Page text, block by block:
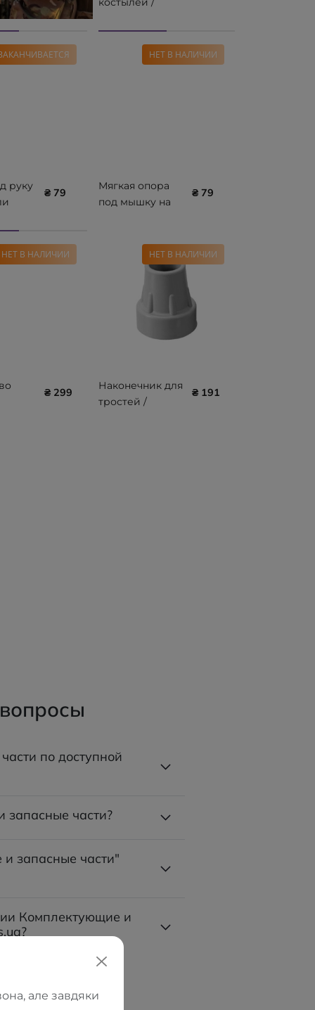
REBOTEC 22 мм
200.00.20
руку
01-
₴ 79
НЕТ В НАЛИЧИИ
Мягкая опора
под мышку на
₴ 79
НЕТ В НАЛИЧИИ
₴ 299
НЕТ В НАЛИЧИИ
Наконечник для
тростей /
₴ 191
по доступной
части?
запасные части"
Комплектующие и
але завдяки